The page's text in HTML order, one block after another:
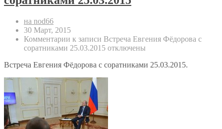
на nod66
30 Март, 2015
Комментарии к записи Встреча Евгения Фёдорова с
соратниками 25.03.2015 отключены
Встреча Евгения Фёдорова с соратниками 25.03.2015.